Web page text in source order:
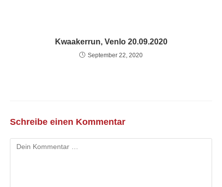
Kwaakerrun, Venlo 20.09.2020
September 22, 2020
Schreibe einen Kommentar
Kommentar